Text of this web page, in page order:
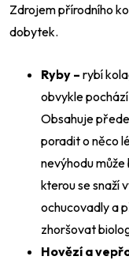
Zdrojem přírodního
dobytek.
Ryby – rybí
obvykle
Obsahuje
poradit o něco
nevýhodu
kterou se snaží
ochucovadly a
zhoršovat
Hovězí a